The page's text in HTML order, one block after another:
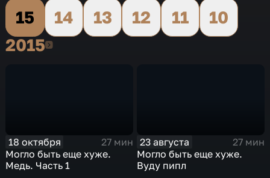
15
14 13 12 11
10
20152015
18 октября
27 мин
Могло быть еще хуже.
Медь. Часть 1
23 августа
27 мин
Могло быть еще хуже.
Вуду пипл